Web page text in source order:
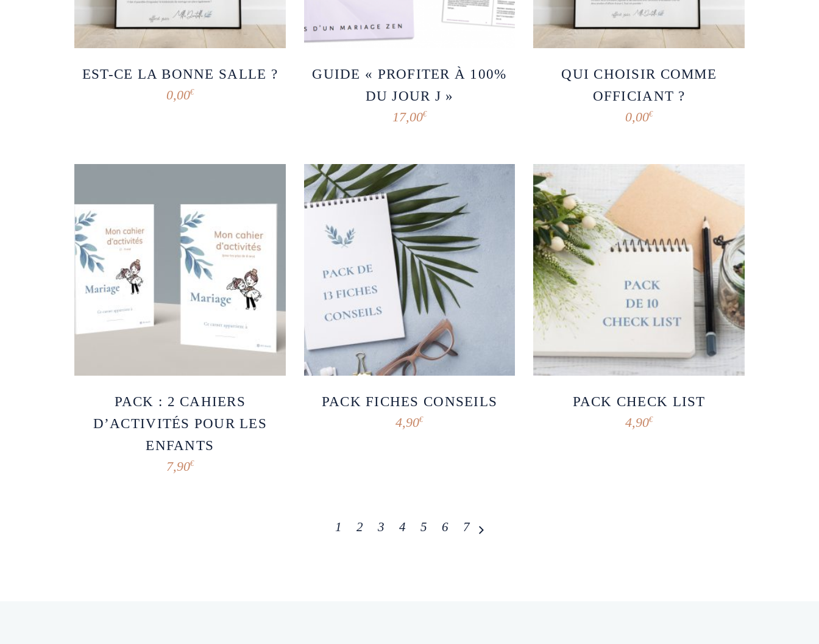
EST-CE LA BONNE SALLE ?
0,00€
GUIDE « PROFITER À 100%
DU JOUR J »
17,00€
QUI CHOISIR COMME
OFFICIANT ?
0,00€
PACK : 2 CAHIERS
D’ACTIVITÉS POUR LES
ENFANTS
7,90€
PACK FICHES CONSEILS
4,90€
PACK CHECK LIST
4,90€
1 2 3 4 5 6 7